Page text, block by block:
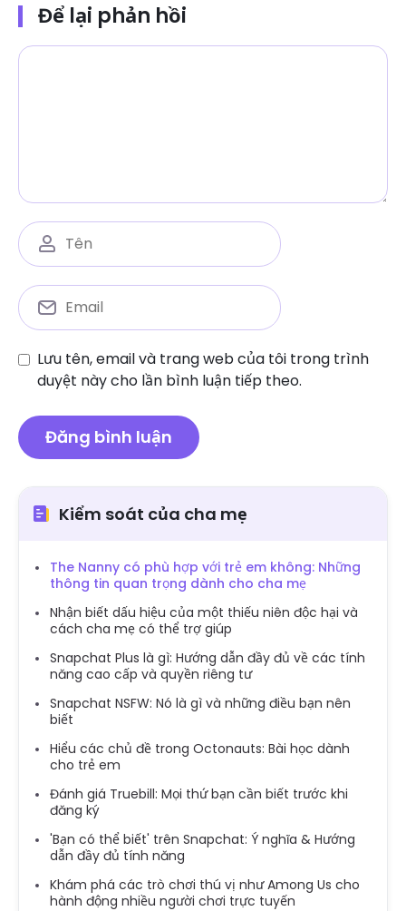
Để lại phản hồi
Lưu tên, email và trang web của tôi trong trình
duyệt này cho lần bình luận tiếp theo.
Kiểm soát của cha mẹ
The Nanny có phù hợp với trẻ em không: Những
thông tin quan trọng dành cho cha mẹ
Nhận biết dấu hiệu của một thiếu niên độc hại và
cách cha mẹ có thể trợ giúp
Snapchat Plus là gì: Hướng dẫn đầy đủ về các tính
năng cao cấp và quyền riêng tư
Snapchat NSFW: Nó là gì và những điều bạn nên
biết
Hiểu các chủ đề trong Octonauts: Bài học dành
cho trẻ em
Đánh giá Truebill: Mọi thứ bạn cần biết trước khi
đăng ký
'Bạn có thể biết' trên Snapchat: Ý nghĩa & Hướng
dẫn đầy đủ tính năng
Khám phá các trò chơi thú vị như Among Us cho
hành động nhiều người chơi trực tuyến